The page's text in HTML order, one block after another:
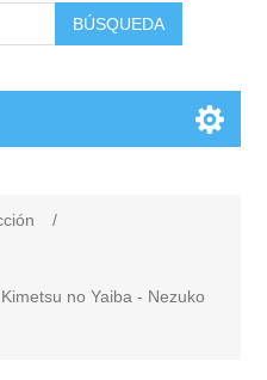
BÚSQUEDA
/
no Yaiba - Nezuko